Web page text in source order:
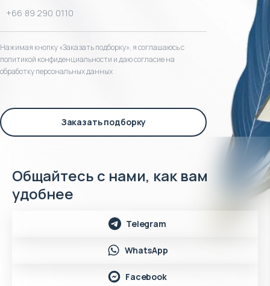
Нажимая кнопку «Заказать подборку», я соглашаюсь с
политикой конфиденциальности и даю согласие на
обработку персональных данных
Заказать подборку
Общайтесь с нами, как вам
удобнее
Telegram
WhatsApp
Facebook